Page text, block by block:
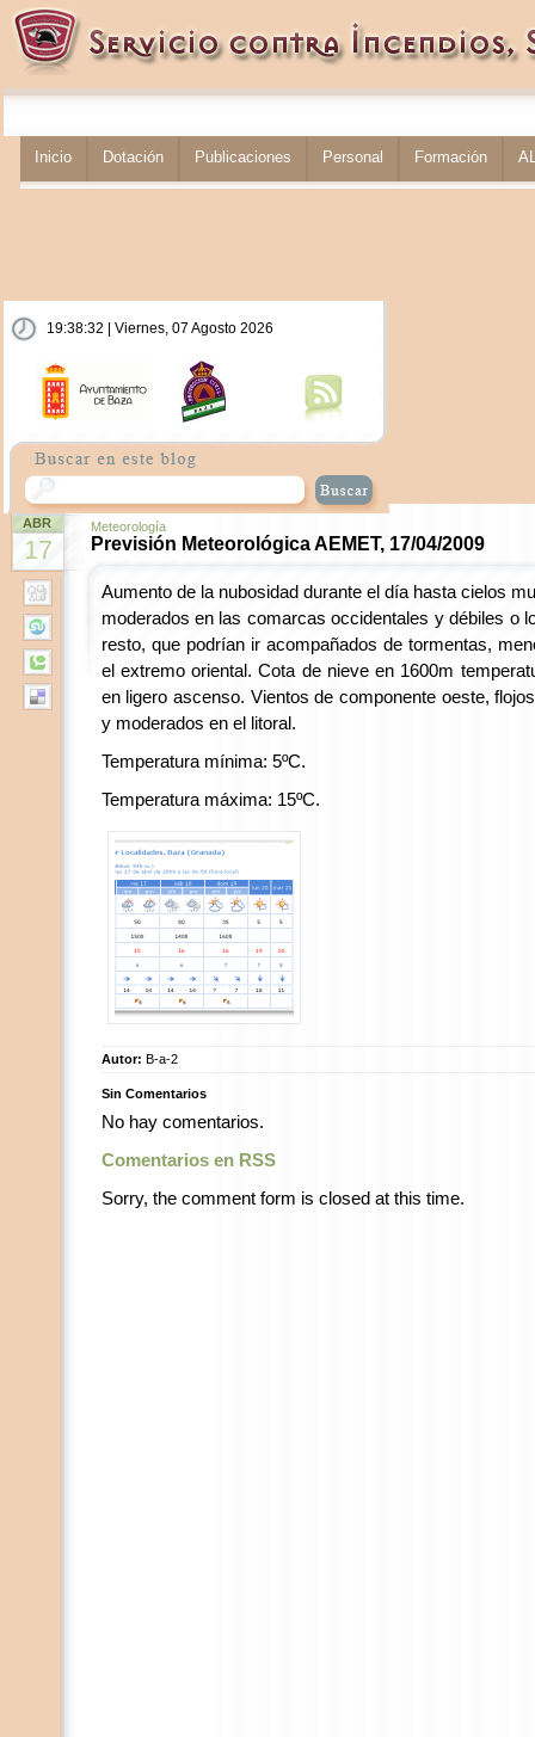
Inicio Dotación Publicaciones Personal Formación
19:38:33 | Viernes, 07 Agosto 2026
ABR
17
Meteorología
Previsión Meteorológica AEMET, 17/04/2009
Aumento de la nubosidad durante el día hasta cielos
moderados en las comarcas occidentales y débiles o
resto, que podrían ir acompañados de tormentas,
el extremo oriental. Cota de nieve en 1600m
en ligero ascenso. Vientos de componente oeste,
y moderados en el litoral.
Temperatura mínima: 5ºC.
Temperatura máxima: 15ºC.
Autor: B-a-2
Sin Comentarios
No hay comentarios.
Comentarios en RSS
Sorry, the comment form is closed at this time.